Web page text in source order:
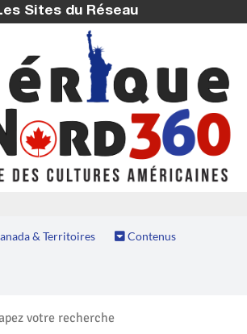
Sites du Réseau
& Territoires Contenus